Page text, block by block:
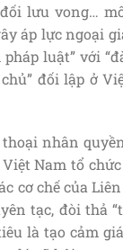
lưu vong…
áp lực ngoại
luật” với
đối lập ở
nhân
Nam tổ
cơ chế của
tạc, đòi thả
là tạo cảm